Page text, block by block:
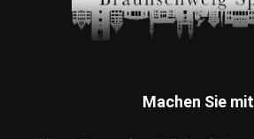
Machen Sie mit